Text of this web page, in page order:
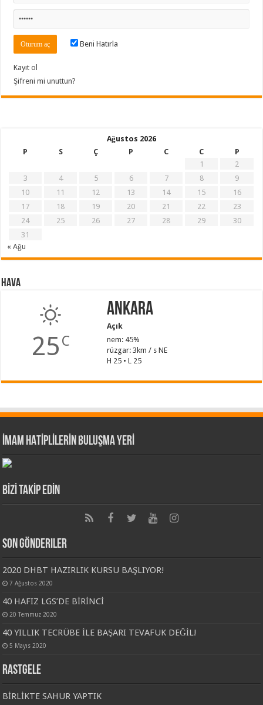
Beni Hatırla
Kayıt ol
Şifreni mi unuttun?
Ağustos 2026
P
S Ç P C C
P
1
2
3
4 5 6 7 8
9
10
11 12 13 14 15
16
17
18 19 20 21 22
23
24
25 26 27 28 29
30
31
« Ağu
Hava
25 C
Ankara
Açık
nem: 45%
rüzgar: 3km / s NE
H 25 • L 25
İMAM HATİPLİLERİN BULUŞMA YERİ
BİZİ TAKİP EDİN
Son Gönderiler
2020 DHBT HAZIRLIK KURSU BAŞLIYOR!
7 Ağustos 2020
40 HAFIZ LGS’DE BİRİNCİ
20 Temmuz 2020
40 YILLIK TECRÜBE İLE BAŞARI TEVAFUK DEĞİL!
5 Mayıs 2020
Rastgele
BİRLİKTE SAHUR YAPTIK